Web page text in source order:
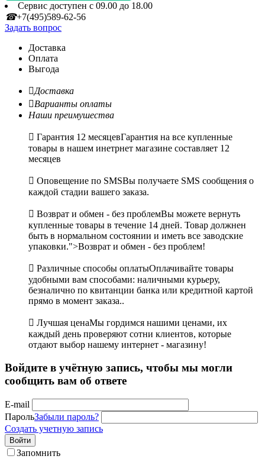
Сервис доступен с 09.00 до 18.00
☎+7(495)589-62-56
Задать вопрос
Доставка
Оплата
Выгода
Доставка
Варианты оплаты
Наши преимушества
 Гарантия 12 месяцевГарантия на все купленные
товары в нашем инетрнет магазине составляет 12
месяцев
 Оповещение по SMSВы получаете SMS сообщения о
каждой стадии вашего заказа.
 Возврат и обмен - без проблемВы можете вернуть
купленные товары в течение 14 дней. Товар должнен
быть в нормальном состоянии и иметь все заводские
упаковки.">Возврат и обмен - без проблем!
 Различные способы оплатыОплачивайте товары
удобными вам способами: наличными курьеру,
безналично по квитанции банка или кредитной картой
прямо в момент заказа..
 Лучшая ценаМы гордимся нашими ценами, их
каждый день проверяют сотни клиентов, которые
отдают выбор нашему интернет - магазину!
Войдите в учётную запись, чтобы мы могли
сообщить вам об ответе
E-mail
ПарольЗабыли пароль?
Создать учетную запись
Войти
Запомнить